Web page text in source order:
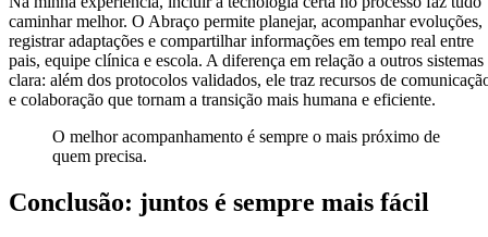
caminhar melhor. O Abraço permite planejar, acompanhar evoluções,
registrar adaptações e compartilhar informações em tempo real entre
pais, equipe clínica e escola. A diferença em relação a outros sistemas
clara: além dos protocolos validados, ele traz recursos de
e colaboração que tornam a transição mais humana e eficiente.
O melhor acompanhamento é sempre o mais próximo de
quem precisa.
Conclusão: juntos é sempre mais fácil